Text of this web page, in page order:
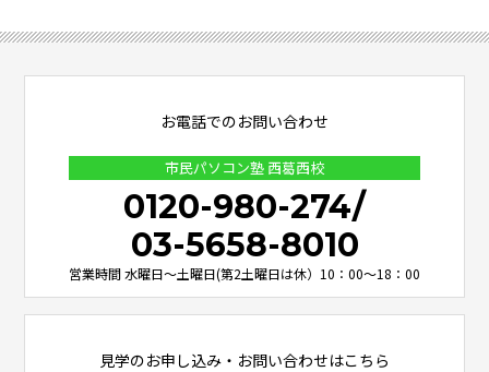
お電話でのお問い合わせ
市民パソコン塾 西葛西校
0120-980-274/
03-5658-8010
営業時間 水曜日～土曜日(第2土曜日は休）10：00～18：00
見学のお申し込み・お問い合わせはこちら